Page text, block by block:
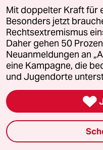
ebenfalls mit
für die
Das wäre ein
gewesen, das
hätte - denn so
nämlich
heftigeren
natürlich weit
(noch dazu in
Mit doppelter Kraft für
Besonders jetzt
Rechtsextremismus
Daher gehen 50
Neuanmeldungen an
eine Kampagne, die
und Jugendorte
